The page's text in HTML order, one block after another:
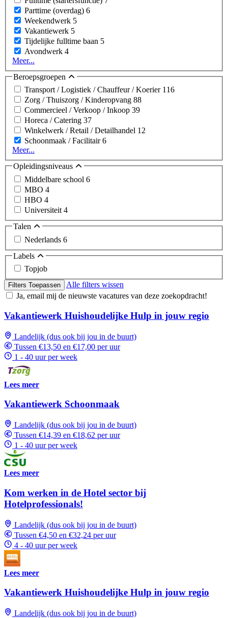
Parttime (overdag) 6
Weekendwerk 5
Vakantiewerk 5
Tijdelijke fulltime baan 5
Avondwerk 4
Meer...
Beroepsgroepen
Transport / Logistiek / Chauffeur / Koerier 116
Zorg / Thuiszorg / Kinderopvang 88
Commercieel / Verkoop / Inkoop 39
Horeca / Catering 37
Winkelwerk / Retail / Detailhandel 12
Schoonmaak / Facilitair6
Meer...
Opleidingsniveaus
Middelbare school 6
MBO 4
HBO 4
Universiteit 4
Talen
Nederlands 6
Labels
Topjob
Filters Toepassen
Alle filters wissen
Ja, email mij de nieuwste vacatures van deze zoekopdracht!
Vakantiewerk Huishoudelijke Hulp in jouw regio
Landelijk (dus ook bij jou in de buurt)
Tussen €13,50 en €17,00 per uur
1 - 40 uur per week
Lees meer
Vakantiewerk Schoonmaak
Landelijk (dus ook bij jou in de buurt)
Tussen €14,39 en €18,62 per uur
1 - 40 uur per week
Lees meer
Kom werken in de Hotel sector bij
Hotelprofessionals!
Landelijk (dus ook bij jou in de buurt)
Tussen €4,50 en €32,24 per uur
4 - 40 uur per week
Lees meer
Vakantiewerk Huishoudelijke Hulp in jouw regio
Landelijk (dus ook bij jou in de buurt)